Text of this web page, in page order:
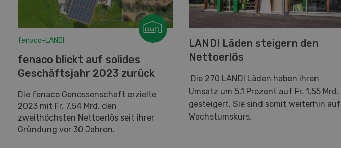
fenaco-LANDI
fenaco blickt auf solides
Geschäftsjahr 2023 zurück
Die fenaco Genossenschaft erzielte
2023 mit Fr. 7,54 Mrd. den
zweithöchsten Nettoerlös seit ihrer
Gründung vor 30 Jahren.
LANDI Läden steigern den
Nettoerlös
Die 270 LANDI Läden haben ihren
Umsatz um 5,1 Prozent auf Fr. 1,55 Mrd.
gesteigert. Sie sind somit weiterhin auf
Wachstumskurs.